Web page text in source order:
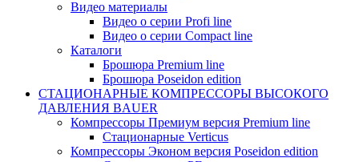
Видео материалы
Видео о серии Profi line
Видео о серии Compact line
Каталоги
Брошюра Premium line
Брошюра Poseidon edition
СТАЦИОНАРНЫЕ КОМПРЕССОРЫ ВЫСОКОГО
ДАВЛЕНИЯ BAUER
Компрессоры Премиум версия Premium line
Стационарные Verticus
Компрессоры Эконом версия Poseidon edition